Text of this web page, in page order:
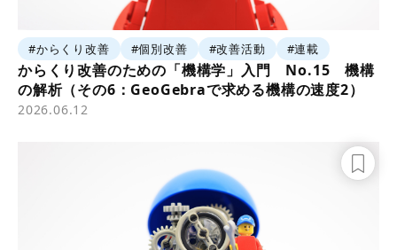
#からくり改善 #個別改善 #改善活動 #連載
からくり改善のための「機構学」入門 No.15 機構
の解析（その6：GeoGebraで求める機構の速度2）
2026.06.12